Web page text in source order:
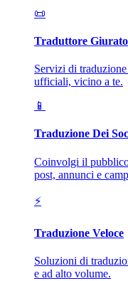
📜
Traduttore Giurato
Servizi di
ufficiali, vicino a te.
📱
Traduzione Dei
Coinvolgi il
post, annunci e
⚡
Traduzione Veloce
Soluzioni di
e ad alto volume.